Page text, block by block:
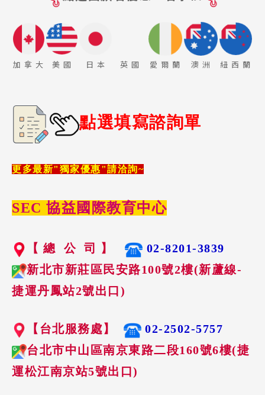
加 拿 大 美 國 日 本 英 國 愛 爾 蘭 澳 洲 紐 西 蘭
點選填寫諮詢單
更多最新"獨家優惠"請洽詢~
SEC 協益國際教育中心
【 總 公 司 】
02-8201-3839
新北市新莊區民安路100號2樓(新蘆線-
捷運丹鳳站2號出口)
【台北服務處】
02-2502-5757
台北市中山區南京東路二段160號6樓(捷
運松江南京站5號出口)